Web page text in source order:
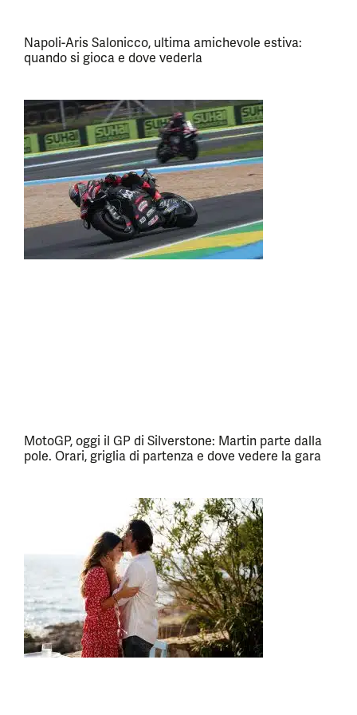
Napoli-Aris Salonicco, ultima amichevole estiva:
quando si gioca e dove vederla
MotoGP, oggi il GP di Silverstone: Martin parte dalla
pole. Orari, griglia di partenza e dove vedere la gara